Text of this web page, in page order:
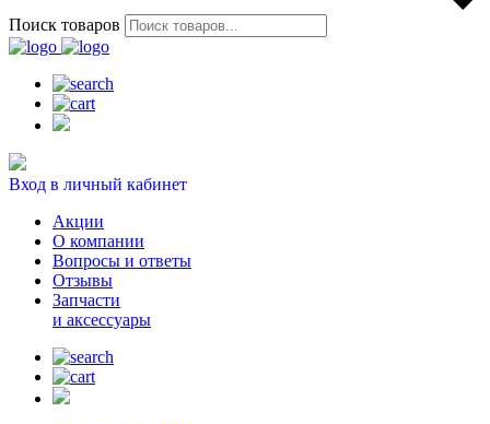
Поиск товаров
Вход в личный кабинет
Акции
О компании
Вопросы и ответы
Отзывы
Запчасти
и аксессуары